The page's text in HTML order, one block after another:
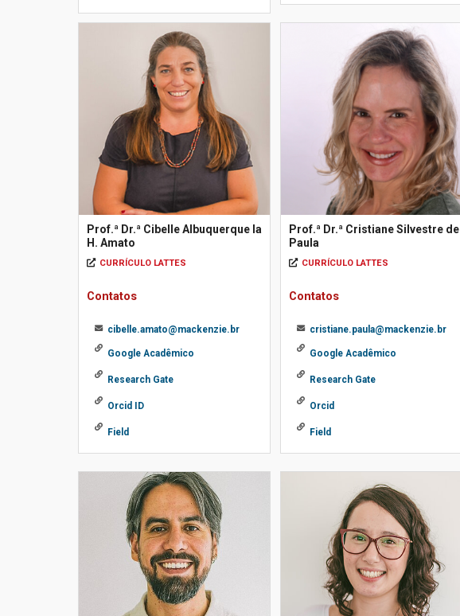
Prof.ª Dr.ª Cibelle Albuquerque la
H. Amato
CURRÍCULO LATTES
Contatos
cibelle.amato@mackenzie.br
Google Acadêmico
Research Gate
Orcid ID
Field
Prof.ª Dr.ª Cristiane Silvestre de
Paula
CURRÍCULO LATTES
Contatos
cristiane.paula@mackenzie.br
Google Acadêmico
Research Gate
Orcid
Field